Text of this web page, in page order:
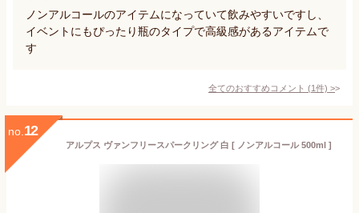
ノンアルコールのアイテムになっていて飲みやすいですし、
イベントにもぴったり瓶のタイプで高級感があるアイテムで
す
全てのおすすめコメント (1件) >
no. 12
アルプス ヴァンフリースパークリング 白 [ ノンアルコール 500ml ]